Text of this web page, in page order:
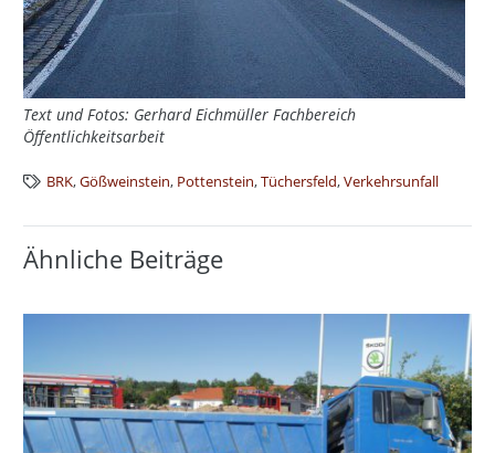
Text und Fotos: Gerhard Eichmüller Fachbereich
Öffentlichkeitsarbeit
BRK,Gößweinstein, Pottenstein,Tüchersfeld,Verkehrsunfall
Ähnliche Beiträge